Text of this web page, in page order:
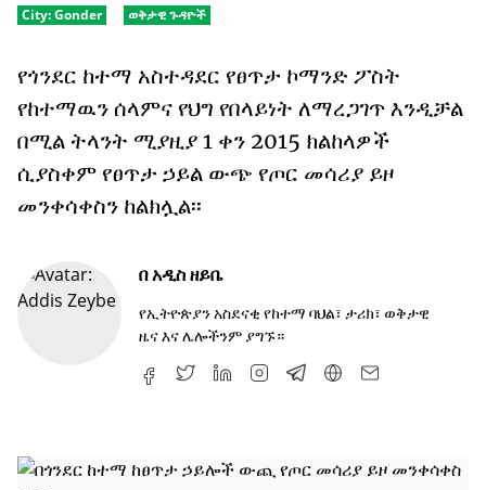
City:Gonder ወቅታዊ ጉዳዮች
የጎንደር ከተማ አስተዳደር የፀጥታ ኮማንድ ፖስት
የከተማዉን ሰላምና የህግ የበላይነት ለማረጋገጥ እንዲቻል
በሚል ትላንት ሚያዚያ 1 ቀን 2015 ክልከላዎች
ሲያስቀም የፀጥታ ኃይል ውጭ የጦር መሳሪያ ይዞ
መንቀሳቀስን ከልክሏል፡፡
በአዲስ ዘይቤ
የኢትዮጵያን አስደናቂ የከተማ ባህል፣ ታሪክ፣ ወቅታዊ
ዜና እና ሌሎችንም ያግኙ።